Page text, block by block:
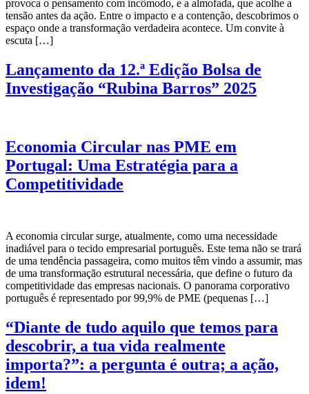
provoca o pensamento com incômodo, e a almofada, que acolhe a
tensão antes da ação. Entre o impacto e a contenção, descobrimos o
espaço onde a transformação verdadeira acontece. Um convite à
escuta […]
Lançamento da 12.ª Edição Bolsa de
Investigação “Rubina Barros” 2025
Economia Circular nas PME em
Portugal: Uma Estratégia para a
Competitividade
A economia circular surge, atualmente, como uma necessidade
inadiável para o tecido empresarial português. Este tema não se trará
de uma tendência passageira, como muitos têm vindo a assumir, mas
de uma transformação estrutural necessária, que define o futuro da
competitividade das empresas nacionais. O panorama corporativo
português é representado por 99,9% de PME (pequenas […]
“Diante de tudo aquilo que temos para
descobrir, a tua vida realmente
importa?”: a pergunta é outra; a ação,
idem!